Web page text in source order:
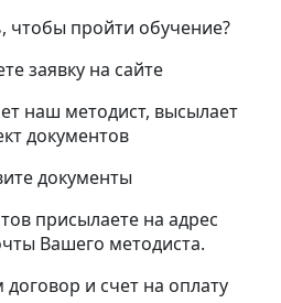
чтобы пройти обучение?
заявку на сайте
наш методист, высылает
документов
документы
присылаете на адрес
Вашего методиста.
и счет на оплату